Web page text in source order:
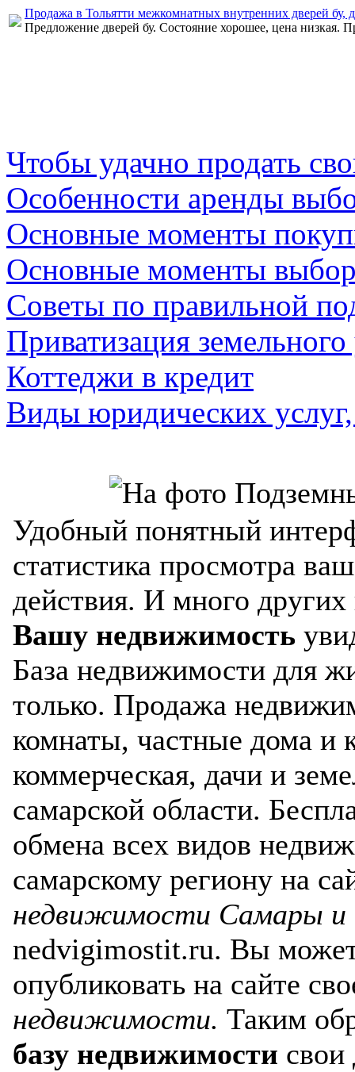
Продажа в Тольятти межкомнатных внутренних дверей бу,
Предложение дверей бу. Состояние хорошее, цена низкая.
Чтобы удачно продать
Особенности аренды
Основные моменты
Основные моменты
Советы по правильной
Приватизация земельного
Коттеджи в кредит
Виды юридических
Удобный понятный
статистика просмотра
действия. И много
Вашу недвижимость
База недвижимости для
только. Продажа
комнаты, частные дома и
коммерческая, дачи и
самарской области.
обмена всех видов
самарскому региону на
недвижимости Самары и
nedvigimostit.ru. Вы
опубликовать на сайте
недвижимости. Таким
базу недвижимости